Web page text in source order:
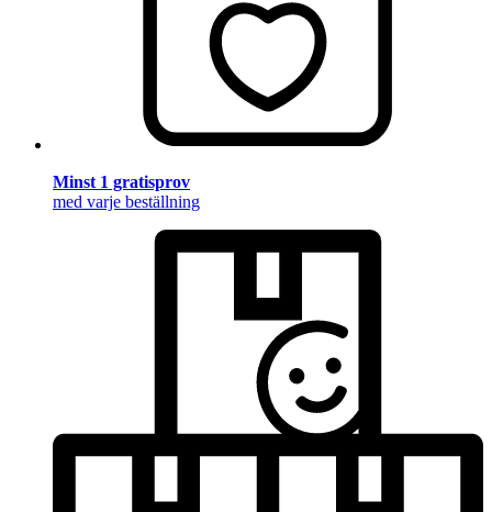
Minst 1 gratisprov
med varje beställning